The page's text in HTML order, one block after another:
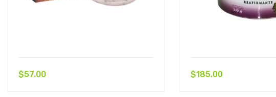
$57.00 $185.00